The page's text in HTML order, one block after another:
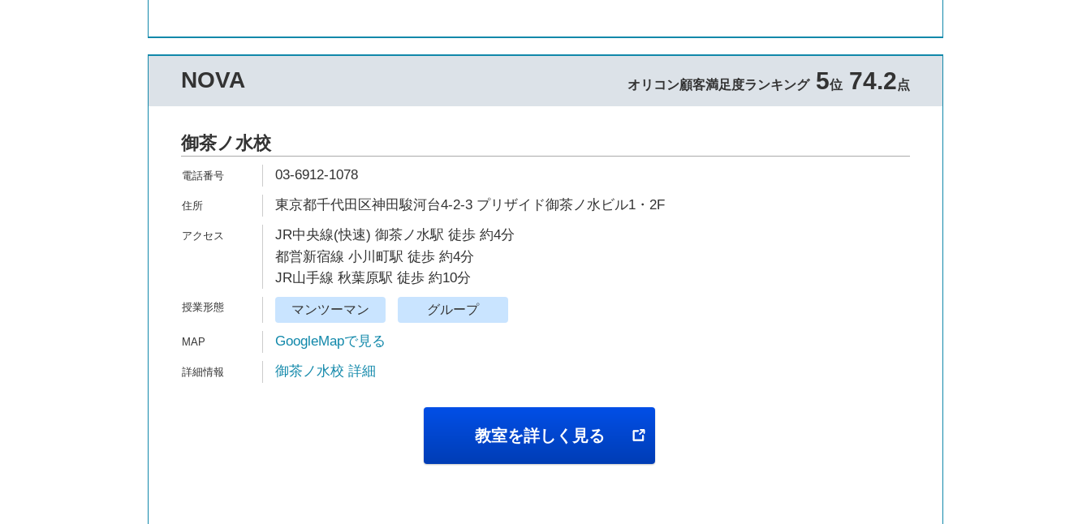
NOVA オリコン顧客満足度ランキング5位 74.2点
御茶ノ水校
03-6912-1078
東京都千代田区神田駿河台4-2-3 プリザイド御茶ノ水ビル1・2F
JR中央線(快速) 御茶ノ水駅 徒歩 約4分
都営新宿線 小川町駅 徒歩 約4分
JR山手線 秋葉原駅 徒歩 約10分
マンツーマン グループ
GoogleMapで見る
御茶ノ水校 詳細
教室を詳しく見る